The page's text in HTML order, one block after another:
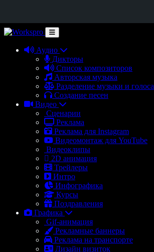
Аудио
Дикторы
Список композиторов
Авторская музыка
Разделение музыки и голоса
Создание песен
Видео
Сценарии
Реклама
Реклама для Instagram
Видеомонтаж для YouTube
Видеоклипы
2D анимация
Трейлеры
Интро
Инфографика
Курсы
Поздравления
Графика
Gif-анимация
Рекламные баннеры
Реклама на транспорте
Дизайн визиток